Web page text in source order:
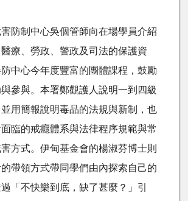
防制中心吳個管師向在場學員介紹
療、勞政、警政及司法的保護資
中心今年度豐富的團體課程，鼓勵
參與。本署鄭觀護人說明一到四級
用簡報說明毒品的法規與新制，也
臨的戒癮體系與法律程序規範與常
方式。伊甸基金會的楊淑芬博士則
帶領方式帶同學們由內探索自己的
「不快樂到底，缺了甚麼？」引